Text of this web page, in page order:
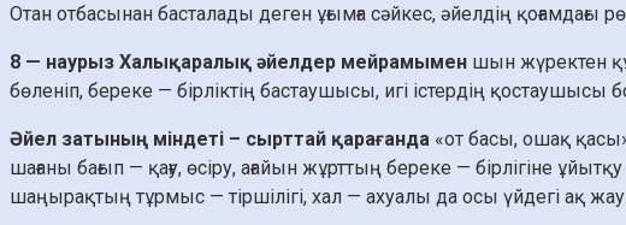
Отан отбасынан басталады деген ұғымға сәйкес, әйелдің қоғамдағы
8 — наурыз Халықаралық әйелдер мейрамымен шын жүректен
бөленіп, береке — бірліктің бастаушысы, игі істердің қостаушысы
Әйел затының міндеті – сырттай қарағанда «от басы, ошақ
шағаны бағып — қағу, өсіру, ағайын жұрттың береке — бірлігіне
шаңырақтың тұрмыс — тіршілігі, хал — ахуалы да осы үйдегі ақ